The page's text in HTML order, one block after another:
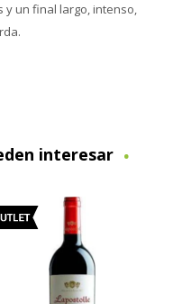
y un final largo, intenso,
interesar